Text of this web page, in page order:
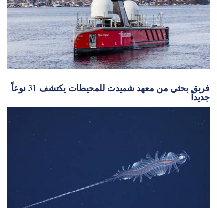
فريق بحثي من معهد شميدت للمحيطات يكتشف 31 نوعاً
جديداً